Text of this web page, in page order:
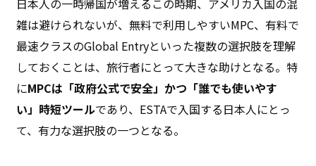
雑は避けられないが、無料で利用しやすいMPC、有料で
最速クラスのGlobal Entryといった複数の選択肢を理解
しておくことは、旅行者にとって大きな助けとなる。特
にMPCは「政府公式で安全」かつ「誰でも使いやす
い」時短ツールであり、ESTAで入国する日本人にとっ
て、有力な選択肢の一つとなる。